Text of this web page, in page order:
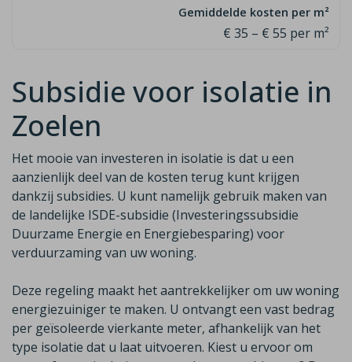
€ 35 – € 55 per m²
Subsidie voor isolatie in
Zoelen
Het mooie van investeren in isolatie is dat u een
aanzienlijk deel van de kosten terug kunt krijgen
dankzij subsidies. U kunt namelijk gebruik maken van
de landelijke ISDE-subsidie (Investeringssubsidie
Duurzame Energie en Energiebesparing) voor
verduurzaming van uw woning.
Deze regeling maakt het aantrekkelijker om uw woning
energiezuiniger te maken. U ontvangt een vast bedrag
per geïsoleerde vierkante meter, afhankelijk van het
type isolatie dat u laat uitvoeren. Kiest u ervoor om